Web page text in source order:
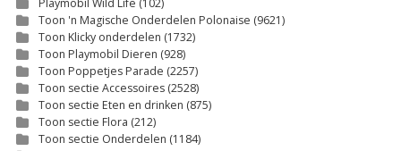
Playmobil Wild Life (102)
Toon 'n Magische Onderdelen Polonaise (9621)
Toon Klicky onderdelen (1732)
Toon Playmobil Dieren (928)
Toon Poppetjes Parade (2257)
Toon sectie Accessoires (2528)
Toon sectie Eten en drinken (875)
Toon sectie Flora (212)
Toon sectie Onderdelen (1184)